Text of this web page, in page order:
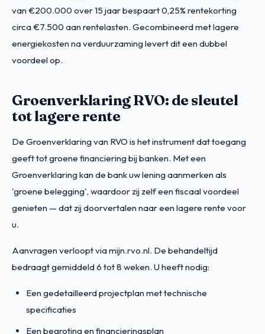
van €200.000 over 15 jaar bespaart 0,25% rentekorting
circa €7.500 aan rentelasten. Gecombineerd met lagere
energiekosten na verduurzaming levert dit een dubbel
voordeel op.
Groenverklaring RVO: de sleutel
tot lagere rente
De Groenverklaring van RVO is het instrument dat toegang
geeft tot groene financiering bij banken. Met een
Groenverklaring kan de bank uw lening aanmerken als
'groene belegging', waardoor zij zelf een fiscaal voordeel
genieten — dat zij doorvertalen naar een lagere rente voor
u.
Aanvragen verloopt via mijn.rvo.nl. De behandeltijd
bedraagt gemiddeld 6 tot 8 weken. U heeft nodig:
Een gedetailleerd projectplan met technische
specificaties
Een begroting en financieringsplan